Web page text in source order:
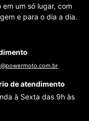
um só lugar, com
e para o dia a dia.
de atendimento
à Sexta das 9h às